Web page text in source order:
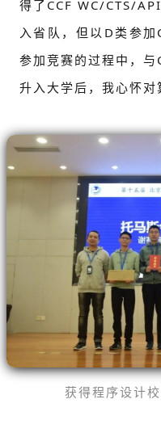
得了CCF WC/CTS/
入省队，但以D类参
参加竞赛的过程中，与
升入大学后，我心怀对
获得程序设计